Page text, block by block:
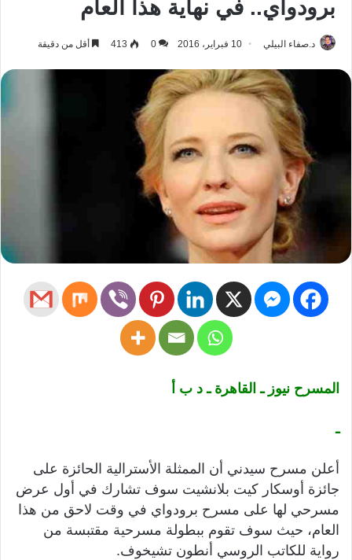
برودواي.. في نهاية هذا العام
د.صفاء البيلي 10 فبراير، 2016 0
413 أقل من دقيقة
المسرح نيوز ـ القاهرة ـ د ب أ
ـ
أعلن مسرح سيدني أن الممثلة الأسترالية الحائزة على
جائزة أوسكار كيت بلانشيت سوف تشارك في أول عرض
مسرحي لها على مسرح برودواي في وقت لاحق من هذا
العام، حيث سوف تقوم ببطولة مسرحية مقتبسة من
رواية للكاتب الروسي أنطون تشيخوف.